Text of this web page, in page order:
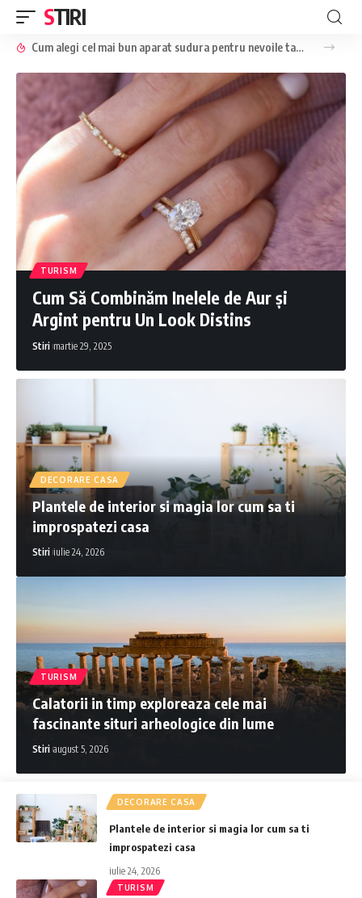
STIRI
Cum alegi cel mai bun aparat sudura pentru nevoile tale?
TURISM
Cum Să Combinăm Inelele de Aur și
Argint pentru Un Look Distins
Stiri martie 29, 2025
DECORARE CASA
Plantele de interior si magia lor cum sa ti
improspatezi casa
Stiri iulie 24, 2026
TURISM
Calatorii in timp exploreaza cele mai
fascinante situri arheologice din lume
Stiri august 5, 2026
DECORARE CASA
Plantele de interior si magia lor cum sa ti
improspatezi casa
iulie 24, 2026
TURISM